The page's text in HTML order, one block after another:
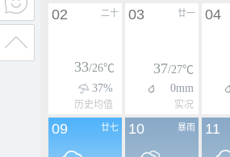
二十
02
33/26℃
37%
历史均值
廿一
03
37/27℃
0mm
实况
04
廿七
09 暴雨
10 11